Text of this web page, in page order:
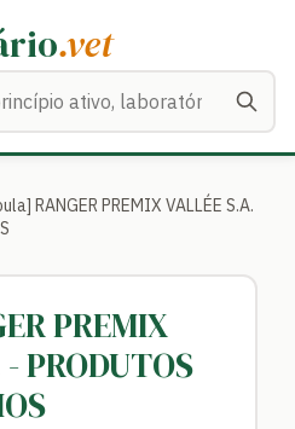
.vet
RANGER PREMIX VALLÉE S.A.
PREMIX
PRODUTOS